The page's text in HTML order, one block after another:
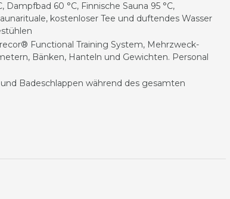
Dampfbad 60 °C, Finnische Sauna 95 °C,
kostenloser Tee und duftendes Wasser
Functional Training System, Mehrzweck-
Bänken, Hanteln und Gewichten. Personal
Badeschlappen während des gesamten